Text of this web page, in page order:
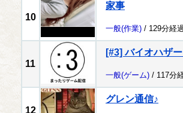
10
家事
一般(作業) / 129分経
11
[#3] バイオハザ
一般(ゲーム) / 117分
12
グレン通信♪